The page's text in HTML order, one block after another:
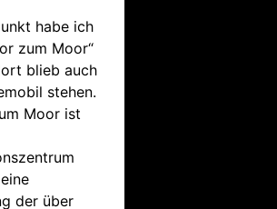
habe ich
zum Moor“
blieb auch
stehen.
Moor ist
der über